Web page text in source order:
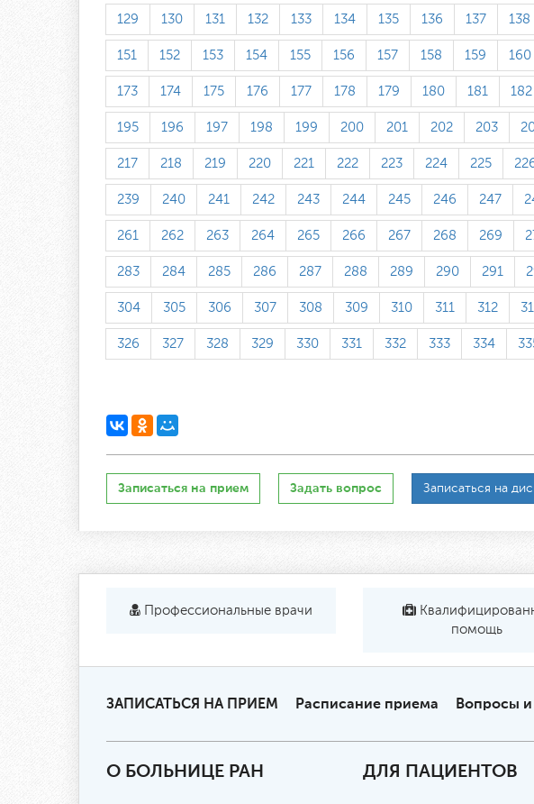
129 130 131 132 133 134 135 136 137 138
151 152 153 154 155 156 157 158 159 160
173 174 175 176 177 178 179 180 181 182
195 196 197 198 199 200 201 202 203
217 218 219 220 221 222 223 224 225
239 240 241 242 243 244 245 246 247
261 262 263 264 265 266 267 268 269
283 284 285 286 287 288 289 290 291
304 305 306 307 308 309 310 311 312
326 327 328 329 330 331 332 333 334
Записаться на прием Задать вопрос Записаться на
Профессиональные врачи
помощь
ЗАПИСАТЬСЯ НА ПРИЕМ Расписание приема Вопросы и
О БОЛЬНИЦЕ РАН ДЛЯ ПАЦИЕНТОВ